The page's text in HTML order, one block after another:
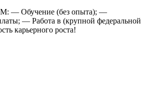
— Обучение (без опыта); —
— Работа в (крупной федеральной
карьерного роста!